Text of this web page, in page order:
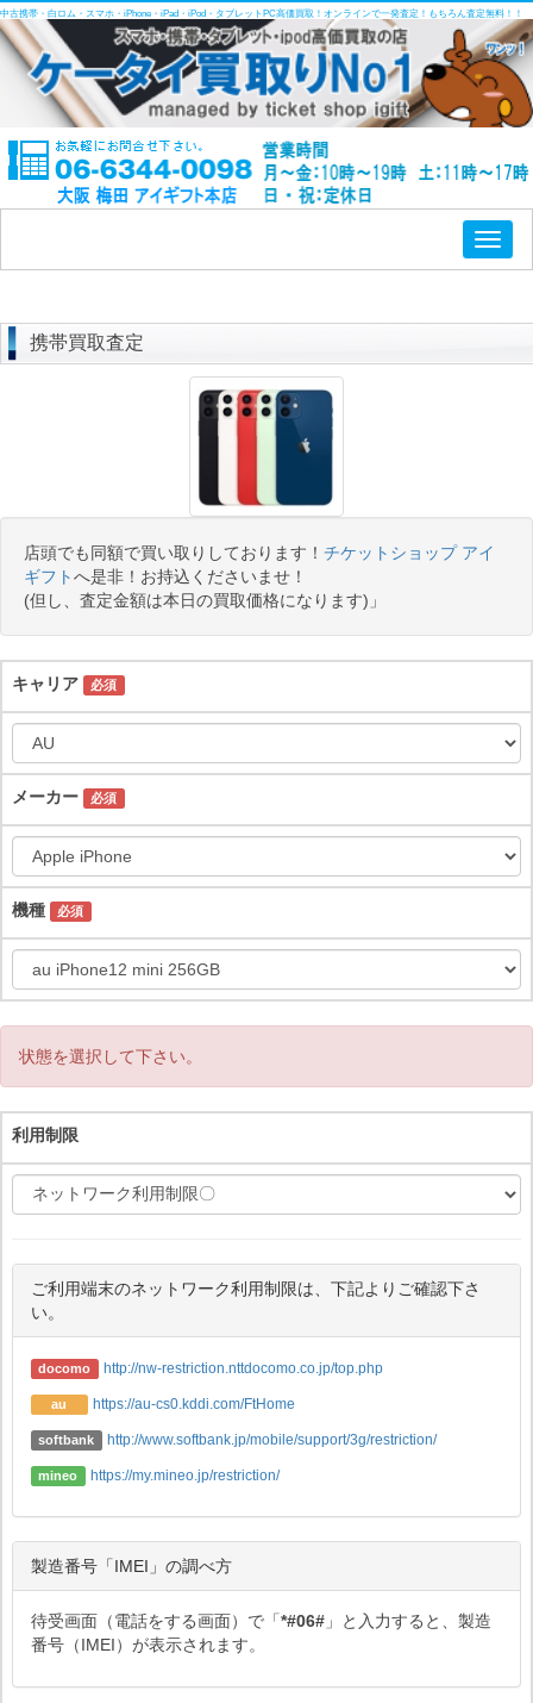
中古携帯・白ロム・スマホ・iPhone・iPad・iPod・タブレットPC高価買取！オンラインで一発査定！もちろん査定無料！！
携帯買取査定
店頭でも同額で買い取りしております！ チケットショップ アイ
ギフトへ是非！お持込くださいませ！
(但し、査定金額は本日の買取価格になります)」
キャリア 必須
メーカー 必須
機種 必須
状態を選択して下さい。
利用制限
ご利用端末のネットワーク利用制限は、下記よりご確認下さ
い。
docomo http://nw-restriction.nttdocomo.co.jp/top.php
au https://au-cs0.kddi.com/FtHome
softbank http://www.softbank.jp/mobile/support/3g/restriction/
mineo https://my.mineo.jp/restriction/
製造番号「IMEI」の調べ方
待受画面（電話をする画面）で「*#06# 」と入力すると、製造
番号（IMEI）が表示されます。